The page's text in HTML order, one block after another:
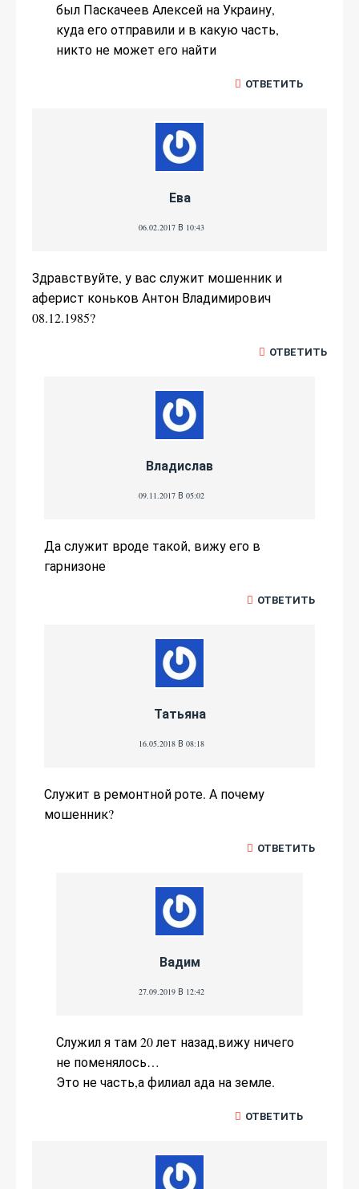
был Паскачеев Алексей на Украину,
куда его отправили и в какую часть,
никто не может его найти
ОТВЕТИТЬ
Ева
06.02.2017 В 10:43
Здравствуйте, у вас служит мошенник и
аферист коньков Антон Владимирович
08.12.1985?
ОТВЕТИТЬ
Владислав
09.11.2017 В 05:02
Да служит вроде такой, вижу его в
гарнизоне
ОТВЕТИТЬ
Татьяна
16.05.2018 В 08:18
Служит в ремонтной роте. А почему
мошенник?
ОТВЕТИТЬ
Вадим
27.09.2019 В 12:42
Служил я там 20 лет назад,вижу ничего
не поменялось…
Это не часть,а филиал ада на земле.
ОТВЕТИТЬ